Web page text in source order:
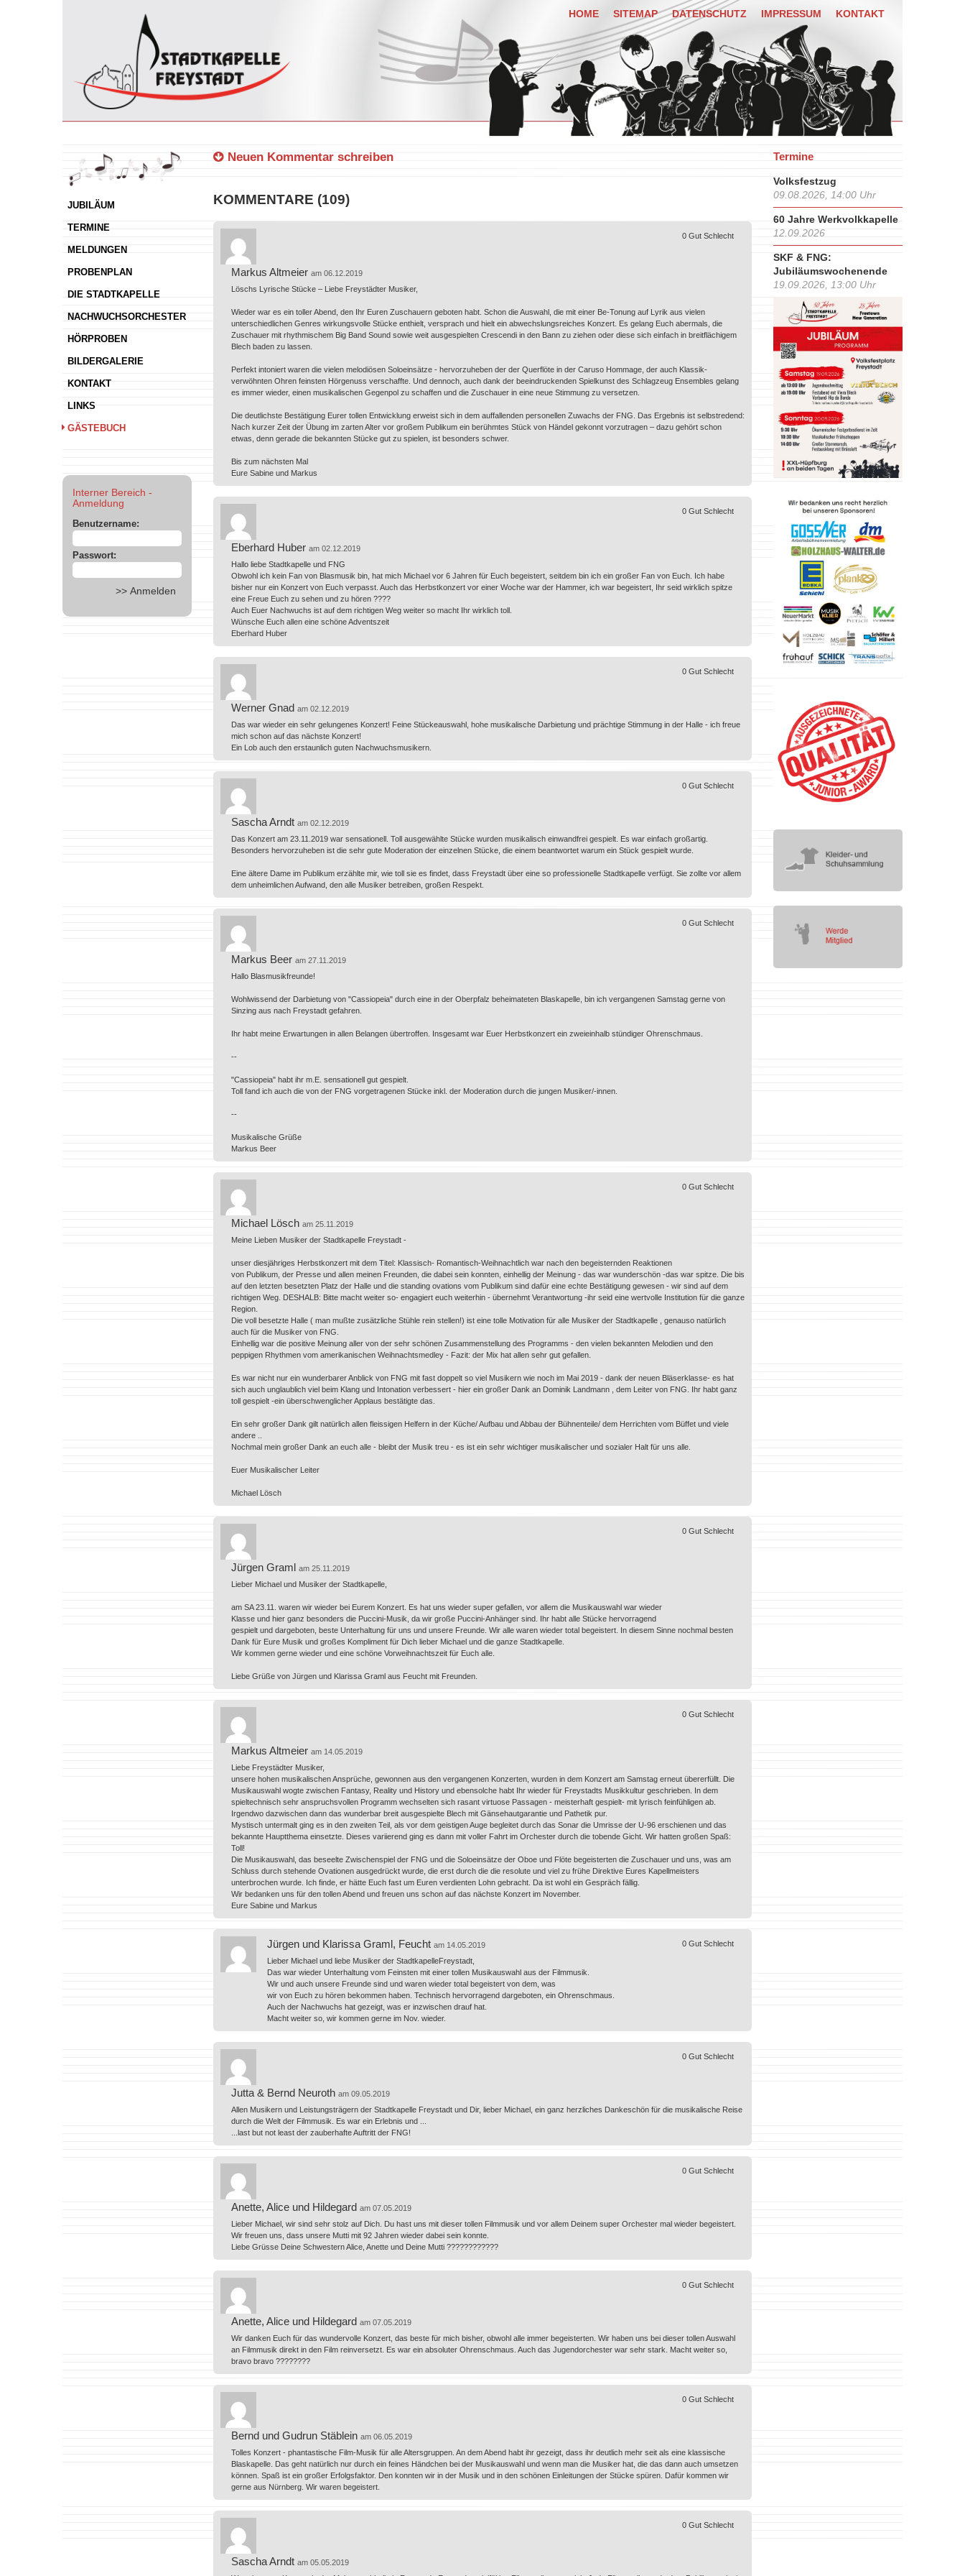
HOME SITEMAP DATENSCHUTZ IMPRESSUM KONTAKT
JUBILÄUM
TERMINE
MELDUNGEN
PROBENPLAN
DIE STADTKAPELLE
NACHWUCHSORCHESTER
HÖRPROBEN
BILDERGALERIE
KONTAKT
LINKS
GÄSTEBUCH
Interner Bereich -
Anmeldung
Benutzername:
Passwort:
Neuen Kommentar schreiben
KOMMENTARE (109)
Markus Altmeier am 06.12.2019
Löschs Lyrische Stücke – Liebe Freystädter Musiker,
Wieder war es ein toller Abend, den Ihr Euren Zuschauern geboten habt. Schon die Auswahl, die mit einer Be-Tonung auf Lyrik aus vielen
unterschiedlichen Genres wirkungsvolle Stücke enthielt, versprach und hielt ein abwechslungsreiches Konzert. Es gelang Euch abermals, die
Zuschauer mit rhythmischem Big Band Sound sowie weit ausgespielten Crescendi in den Bann zu ziehen oder diese sich einfach in breitflächigem
Blech baden zu lassen.
Perfekt intoniert waren die vielen melodiösen Soloeinsätze - hervorzuheben der der Querflöte in der Caruso Hommage, der auch Klassik-
verwöhnten Ohren feinsten Hörgenuss verschaffte. Und dennoch, auch dank der beeindruckenden Spielkunst des Schlagzeug Ensembles gelang
es immer wieder, einen musikalischen Gegenpol zu schaffen und die Zuschauer in eine neue Stimmung zu versetzen.
Die deutlichste Bestätigung Eurer tollen Entwicklung erweist sich in dem auffallenden personellen Zuwachs der FNG. Das Ergebnis ist selbstredend:
Nach kurzer Zeit der Übung im zarten Alter vor großem Publikum ein berühmtes Stück von Händel gekonnt vorzutragen – dazu gehört schon
etwas, denn gerade die bekannten Stücke gut zu spielen, ist besonders schwer.
Bis zum nächsten Mal
Eure Sabine und Markus
0 Gut Schlecht
Eberhard Huber am 02.12.2019
Hallo liebe Stadtkapelle und FNG
Obwohl ich kein Fan von Blasmusik bin, hat mich Michael vor 6 Jahren für Euch begeistert, seitdem bin ich ein großer Fan von Euch. Ich habe
bisher nur ein Konzert von Euch verpasst. Auch das Herbstkonzert vor einer Woche war der Hammer, ich war begeistert, Ihr seid wirklich spitze
eine Freue Euch zu sehen und zu hören ????
Auch Euer Nachwuchs ist auf dem richtigen Weg weiter so macht Ihr wirklich toll.
Wünsche Euch allen eine schöne Adventszeit
Eberhard Huber
0 Gut Schlecht
Werner Gnad am 02.12.2019
Das war wieder ein sehr gelungenes Konzert! Feine Stückeauswahl, hohe musikalische Darbietung und prächtige Stimmung in der Halle - ich freue
mich schon auf das nächste Konzert!
Ein Lob auch den erstaunlich guten Nachwuchsmusikern.
0 Gut Schlecht
Sascha Arndt am 02.12.2019
Das Konzert am 23.11.2019 war sensationell. Toll ausgewählte Stücke wurden musikalisch einwandfrei gespielt. Es war einfach großartig.
Besonders hervorzuheben ist die sehr gute Moderation der einzelnen Stücke, die einem beantwortet warum ein Stück gespielt wurde.
Eine ältere Dame im Publikum erzählte mir, wie toll sie es findet, dass Freystadt über eine so professionelle Stadtkapelle verfügt. Sie zollte vor allem
dem unheimlichen Aufwand, den alle Musiker betreiben, großen Respekt.
0 Gut Schlecht
Markus Beer am 27.11.2019
Hallo Blasmusikfreunde!
Wohlwissend der Darbietung von "Cassiopeia" durch eine in der Oberpfalz beheimateten Blaskapelle, bin ich vergangenen Samstag gerne von
Sinzing aus nach Freystadt gefahren.
Ihr habt meine Erwartungen in allen Belangen übertroffen. Insgesamt war Euer Herbstkonzert ein zweieinhalb stündiger Ohrenschmaus.
--
"Cassiopeia" habt ihr m.E. sensationell gut gespielt.
Toll fand ich auch die von der FNG vorgetragenen Stücke inkl. der Moderation durch die jungen Musiker/-innen.
--
Musikalische Grüße
Markus Beer
0 Gut Schlecht
Michael Lösch am 25.11.2019
Meine Lieben Musiker der Stadtkapelle Freystadt -
unser diesjähriges Herbstkonzert mit dem Titel: Klassisch- Romantisch-Weihnachtlich war nach den begeisternden Reaktionen
von Publikum, der Presse und allen meinen Freunden, die dabei sein konnten, einhellig der Meinung - das war wunderschön -das war spitze. Die bis
auf den letzten besetzten Platz der Halle und die standing ovations vom Publikum sind dafür eine echte Bestätigung gewesen - wir sind auf dem
richtigen Weg. DESHALB: Bitte macht weiter so- engagiert euch weiterhin - übernehmt Verantwortung -ihr seid eine wertvolle Institution für die ganze
Region.
Die voll besetzte Halle ( man mußte zusätzliche Stühle rein stellen!) ist eine tolle Motivation für alle Musiker der Stadtkapelle , genauso natürlich
auch für die Musiker von FNG.
Einhellig war die positive Meinung aller von der sehr schönen Zusammenstellung des Programms - den vielen bekannten Melodien und den
peppigen Rhythmen vom amerikanischen Weihnachtsmedley - Fazit: der Mix hat allen sehr gut gefallen.
Es war nicht nur ein wunderbarer Anblick von FNG mit fast doppelt so viel Musikern wie noch im Mai 2019 - dank der neuen Bläserklasse- es hat
sich auch unglaublich viel beim Klang und Intonation verbessert - hier ein großer Dank an Dominik Landmann , dem Leiter von FNG. Ihr habt ganz
toll gespielt -ein überschwenglicher Applaus bestätigte das.
Ein sehr großer Dank gilt natürlich allen fleissigen Helfern in der Küche/ Aufbau und Abbau der Bühnenteile/ dem Herrichten vom Büffet und viele
andere ..
Nochmal mein großer Dank an euch alle - bleibt der Musik treu - es ist ein sehr wichtiger musikalischer und sozialer Halt für uns alle.
Euer Musikalischer Leiter
Michael Lösch
0 Gut Schlecht
Jürgen Graml am 25.11.2019
Lieber Michael und Musiker der Stadtkapelle,
am SA 23.11. waren wir wieder bei Eurem Konzert. Es hat uns wieder super gefallen, vor allem die Musikauswahl war wieder
Klasse und hier ganz besonders die Puccini-Musik, da wir große Puccini-Anhänger sind. Ihr habt alle Stücke hervorragend
gespielt und dargeboten, beste Unterhaltung für uns und unsere Freunde. Wir alle waren wieder total begeistert. In diesem Sinne nochmal besten
Dank für Eure Musik und großes Kompliment für Dich lieber Michael und die ganze Stadtkapelle.
Wir kommen gerne wieder und eine schöne Vorweihnachtszeit für Euch alle.
Liebe Grüße von Jürgen und Klarissa Graml aus Feucht mit Freunden.
0 Gut Schlecht
Markus Altmeier am 14.05.2019
Liebe Freystädter Musiker,
unsere hohen musikalischen Ansprüche, gewonnen aus den vergangenen Konzerten, wurden in dem Konzert am Samstag erneut übererfüllt. Die
Musikauswahl wogte zwischen Fantasy, Reality und History und ebensolche habt Ihr wieder für Freystadts Musikkultur geschrieben. In dem
spieltechnisch sehr anspruchsvollen Programm wechselten sich rasant virtuose Passagen - meisterhaft gespielt- mit lyrisch feinfühligen ab.
Irgendwo dazwischen dann das wunderbar breit ausgespielte Blech mit Gänsehautgarantie und Pathetik pur.
Mystisch untermalt ging es in den zweiten Teil, als vor dem geistigen Auge begleitet durch das Sonar die Umrisse der U-96 erschienen und das
bekannte Hauptthema einsetzte. Dieses variierend ging es dann mit voller Fahrt im Orchester durch die tobende Gicht. Wir hatten großen Spaß:
Toll!
Die Musikauswahl, das beseelte Zwischenspiel der FNG und die Soloeinsätze der Oboe und Flöte begeisterten die Zuschauer und uns, was am
Schluss durch stehende Ovationen ausgedrückt wurde, die erst durch die die resolute und viel zu frühe Direktive Eures Kapellmeisters
unterbrochen wurde. Ich finde, er hätte Euch fast um Euren verdienten Lohn gebracht. Da ist wohl ein Gespräch fällig.
Wir bedanken uns für den tollen Abend und freuen uns schon auf das nächste Konzert im November.
Eure Sabine und Markus
0 Gut Schlecht
Jürgen und Klarissa Graml, Feucht am 14.05.2019
Lieber Michael und liebe Musiker der StadtkapelleFreystadt,
Das war wieder Unterhaltung vom Feinsten mit einer tollen Musikauswahl aus der Filmmusik.
Wir und auch unsere Freunde sind und waren wieder total begeistert von dem, was
wir von Euch zu hören bekommen haben. Technisch hervorragend dargeboten, ein Ohrenschmaus.
Auch der Nachwuchs hat gezeigt, was er inzwischen drauf hat.
Macht weiter so, wir kommen gerne im Nov. wieder.
0 Gut Schlecht
Jutta & Bernd Neuroth am 09.05.2019
Allen Musikern und Leistungsträgern der Stadtkapelle Freystadt und Dir, lieber Michael, ein ganz herzliches Dankeschön für die musikalische Reise
durch die Welt der Filmmusik. Es war ein Erlebnis und ...
...last but not least der zauberhafte Auftritt der FNG!
0 Gut Schlecht
Anette, Alice und Hildegard am 07.05.2019
Lieber Michael, wir sind sehr stolz auf Dich. Du hast uns mit dieser tollen Filmmusik und vor allem Deinem super Orchester mal wieder begeistert.
Wir freuen uns, dass unsere Mutti mit 92 Jahren wieder dabei sein konnte.
Liebe Grüsse Deine Schwestern Alice, Anette und Deine Mutti ????????????
0 Gut Schlecht
Anette, Alice und Hildegard am 07.05.2019
Wir danken Euch für das wundervolle Konzert, das beste für mich bisher, obwohl alle immer begeisterten. Wir haben uns bei dieser tollen Auswahl
an Filmmusik direkt in den Film reinversetzt. Es war ein absoluter Ohrenschmaus. Auch das Jugendorchester war sehr stark. Macht weiter so,
bravo bravo ????????
0 Gut Schlecht
Bernd und Gudrun Stäblein am 06.05.2019
Tolles Konzert - phantastische Film-Musik für alle Altersgruppen. An dem Abend habt ihr gezeigt, dass ihr deutlich mehr seit als eine klassische
Blaskapelle. Das geht natürlich nur durch ein feines Händchen bei der Musikauswahl und wenn man die Musiker hat, die das dann auch umsetzen
können. Spaß ist ein großer Erfolgsfaktor. Den konnten wir in der Musik und in den schönen Einleitungen der Stücke spüren. Dafür kommen wir
gerne aus Nürnberg. Wir waren begeistert.
0 Gut Schlecht
Sascha Arndt am 05.05.2019
0 Gut Schlecht
Termine
Volksfestzug
09.08.2026, 14:00 Uhr
60 Jahre Werkvolkkapelle
12.09.2026
SKF & FNG:
Jubiläumswochenende
19.09.2026, 13:00 Uhr